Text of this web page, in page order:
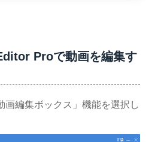
Proで動画を編集す
画編集ボックス」機能を選択し